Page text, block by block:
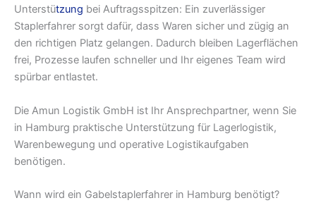
Unterstützung bei Auftragsspitzen: Ein zuverlässiger
Staplerfahrer sorgt dafür, dass Waren sicher und zügig an
den richtigen Platz gelangen. Dadurch bleiben Lagerflächen
frei, Prozesse laufen schneller und Ihr eigenes Team wird
spürbar entlastet.
Die Amun Logistik GmbH ist Ihr Ansprechpartner, wenn Sie
in Hamburg praktische Unterstützung für Lagerlogistik,
Warenbewegung und operative Logistikaufgaben
benötigen.
Wann wird ein Gabelstaplerfahrer in Hamburg benötigt?